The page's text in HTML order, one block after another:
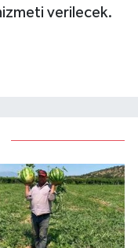
verilecek.